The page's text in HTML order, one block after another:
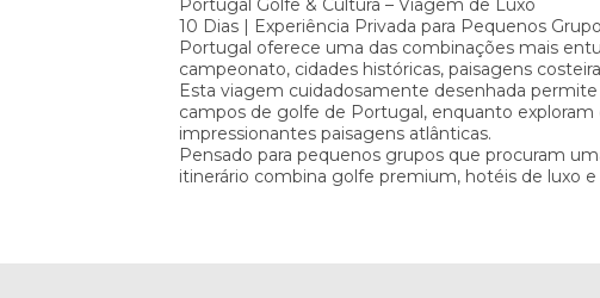
Portugal Golfe & Cultura – Viagem de Luxo
10 Dias | Experiência Privada para Pequenos
Portugal oferece uma das combinações mais
campeonato, cidades históricas, paisagens
Esta viagem cuidadosamente desenhada
campos de golfe de Portugal, enquanto
impressionantes paisagens atlânticas.
Pensado para pequenos grupos que procuram
itinerário combina golfe premium, hotéis de luxo